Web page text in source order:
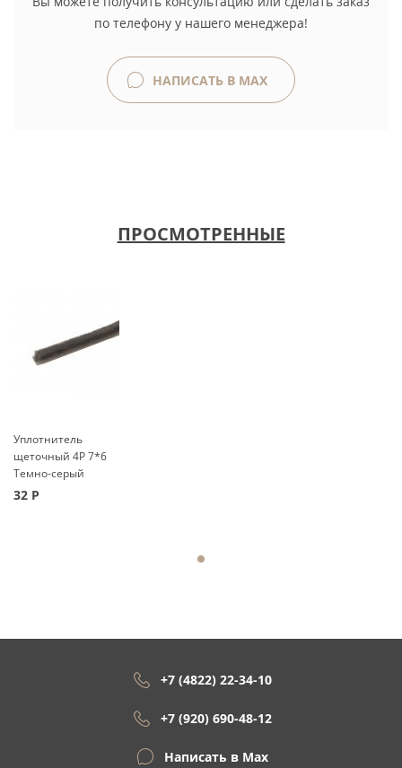
по телефону у нашего менеджера!
НАПИСАТЬ В MAX
ПРОСМОТРЕННЫЕ
Уплотнитель
щеточный 4Р 7*6
Темно-серый
32 Р
+7 (4822) 22-34-10
+7 (920) 690-48-12
Написать в Max